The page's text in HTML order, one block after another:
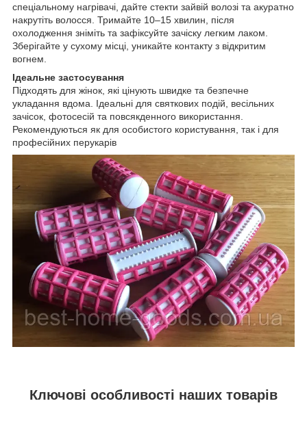
спеціальному нагрівачі, дайте стекти зайвій волозі та акуратно
накрутіть волосся. Тримайте 10–15 хвилин, після
охолодження зніміть та зафіксуйте зачіску легким лаком.
Зберігайте у сухому місці, уникайте контакту з відкритим
вогнем.
Ідеальне застосування
Підходять для жінок, які цінують швидке та безпечне
укладання вдома. Ідеальні для святкових подій, весільних
зачісок, фотосесій та повсякденного використання.
Рекомендуються як для особистого користування, так і для
професійних перукарів
Ключові особливості наших товарів